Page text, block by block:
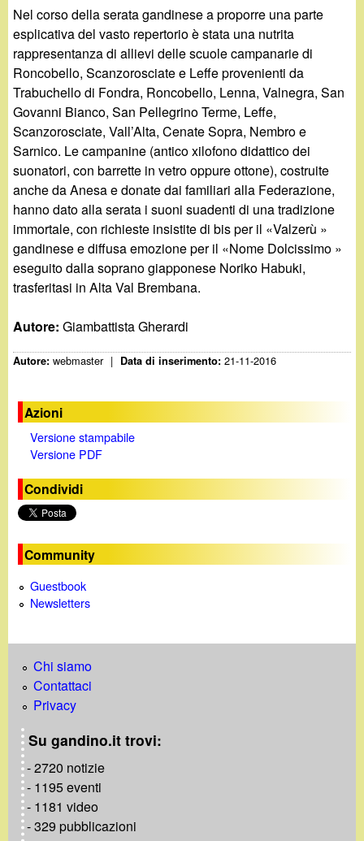
Nel corso della serata gandinese a proporre una parte
esplicativa del vasto repertorio è stata una nutrita
rappresentanza di allievi delle scuole campanarie di
Roncobello, Scanzorosciate e Leffe provenienti da
Trabuchello di Fondra, Roncobello, Lenna, Valnegra, San
Govanni Bianco, San Pellegrino Terme, Leffe,
Scanzorosciate, Vall’Alta, Cenate Sopra, Nembro e
Sarnico. Le campanine (antico xilofono didattico dei
suonatori, con barrette in vetro oppure ottone), costruite
anche da Anesa e donate dai familiari alla Federazione,
hanno dato alla serata i suoni suadenti di una tradizione
immortale, con richieste insistite di bis per il «Valzerù »
gandinese e diffusa emozione per il «Nome Dolcissimo »
eseguito dalla soprano giapponese Noriko Habuki,
trasferitasi in Alta Val Brembana.
Autore:Giambattista Gherardi
Autore:webmaster | Data di inserimento:21-11-2016
Azioni
Versione stampabile
Versione PDF
Condividi
Community
Guestbook
Newsletters
Chi siamo
Contattaci
Privacy
Su gandino.it trovi:
- 2720 notizie
- 1195 eventi
- 1181 video
- 329 pubblicazioni